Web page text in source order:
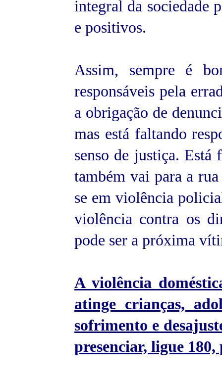
integral da sociedade
e positivos.
Assim, sempre é
responsáveis pela
a obrigação de
mas está faltando
senso de justiça. Está
também vai para a
se em violência
violência contra os
pode ser a próxima
A violência
atinge crianças,
sofrimento e
presenciar, ligue